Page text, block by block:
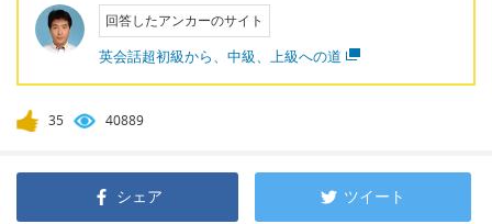
回答したアンカーのサイト
英会話超初級から、中級、上級への道
35 40889
シェア ツイート